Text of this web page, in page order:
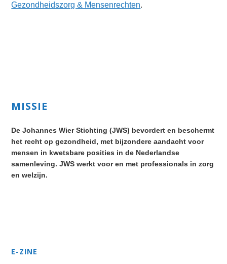
Gezondheidszorg & Mensenrechten.
Primary
MISSIE
De Johannes Wier Stichting (JWS) bevordert en beschermt
het recht op gezondheid, met bijzondere aandacht voor
mensen in kwetsbare posities in de Nederlandse
samenleving. JWS werkt voor en met professionals in zorg
en welzijn.
E-ZINE